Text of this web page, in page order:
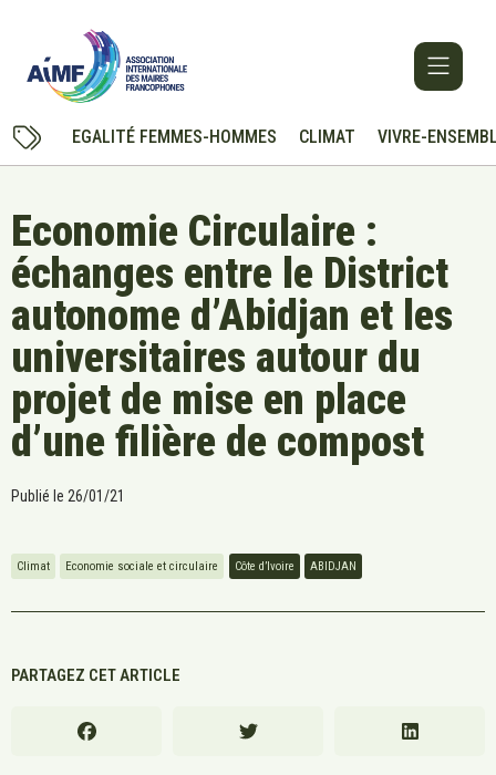
EGALITÉ FEMMES-HOMMES CLIMAT VIVRE-
Economie Circulaire :
échanges entre le District
autonome d’Abidjan et les
universitaires autour du
projet de mise en place
d’une filière de compost
Publié le 26/01/21
Climat Economie sociale et circulaire Côte d’Ivoire ABIDJAN
PARTAGEZ CET ARTICLE